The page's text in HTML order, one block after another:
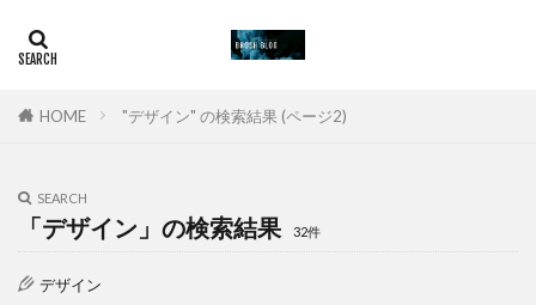
HOME "デザイン" の検索結果 (ページ2)
SEARCH
「デザイン」の検索結果 32件
デザイン